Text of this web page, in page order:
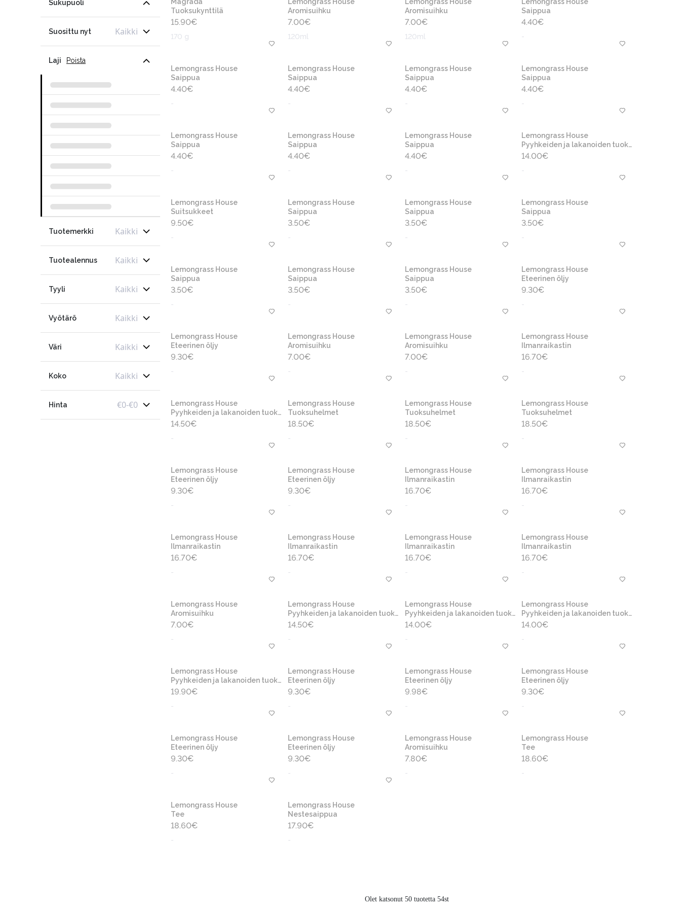
Sukupuoli
Suosittu nyt Kaikki
Laji Poista
Tuotemerkki Kaikki
Tuotealennus Kaikki
Tyyli Kaikki
Vyötärö Kaikki
Väri Kaikki
Koko Kaikki
Hinta €0-€0
Tuoksukynttilä
15.90€
170 g
Aromisuihku
7.00€
120ml
Aromisuihku
7.00€
120ml
Saippua
4.40€
-
Lemongrass House
Saippua
4.40€
-
Lemongrass House
Saippua
4.40€
-
Lemongrass House
Saippua
4.40€
-
Lemongrass House
Saippua
4.40€
-
Lemongrass House
Saippua
4.40€
-
Lemongrass House
Saippua
4.40€
-
Lemongrass House
Saippua
4.40€
-
Lemongrass House
Pyyhkeiden ja lakanoiden tuoksu
14.00€
-
Lemongrass House
Suitsukkeet
9.50€
-
Lemongrass House
Saippua
3.50€
-
Lemongrass House
Saippua
3.50€
-
Lemongrass House
Saippua
3.50€
-
Lemongrass House
Saippua
3.50€
-
Lemongrass House
Saippua
3.50€
-
Lemongrass House
Saippua
3.50€
-
Lemongrass House
Eteerinen öljy
9.30€
-
Lemongrass House
Eteerinen öljy
9.30€
-
Lemongrass House
Aromisuihku
7.00€
-
Lemongrass House
Aromisuihku
7.00€
-
Lemongrass House
Ilmanraikastin
16.70€
-
Lemongrass House
Pyyhkeiden ja lakanoiden tuoksu
14.50€
-
Lemongrass House
Tuoksuhelmet
18.50€
-
Lemongrass House
Tuoksuhelmet
18.50€
-
Lemongrass House
Tuoksuhelmet
18.50€
-
Lemongrass House
Eteerinen öljy
9.30€
-
Lemongrass House
Eteerinen öljy
9.30€
-
Lemongrass House
Ilmanraikastin
16.70€
-
Lemongrass House
Ilmanraikastin
16.70€
-
Lemongrass House
Ilmanraikastin
16.70€
-
Lemongrass House
Ilmanraikastin
16.70€
-
Lemongrass House
Ilmanraikastin
16.70€
-
Lemongrass House
Ilmanraikastin
16.70€
-
Lemongrass House
Aromisuihku
7.00€
-
Lemongrass House
Pyyhkeiden ja lakanoiden tuoksu
14.50€
-
Lemongrass House
Pyyhkeiden ja lakanoiden tuoksu
14.00€
-
Lemongrass House
Pyyhkeiden ja lakanoiden tuoksu
14.00€
-
Lemongrass House
Pyyhkeiden ja lakanoiden tuoksu
19.90€
-
Lemongrass House
Eteerinen öljy
9.30€
-
Lemongrass House
Eteerinen öljy
9.98€
-
Lemongrass House
Eteerinen öljy
9.30€
-
Lemongrass House
Eteerinen öljy
9.30€
-
Lemongrass House
Eteerinen öljy
9.30€
-
Lemongrass House
Aromisuihku
7.80€
-
Lemongrass House
Tee
18.60€
-
Lemongrass House
Tee
18.60€
-
Lemongrass House
Nestesaippua
17.90€
-
Olet katsonut 50 tuotetta 54st